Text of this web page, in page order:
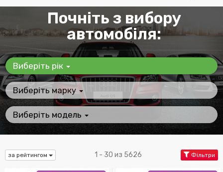
Почніть з вибору
автомобіля:
Виберіть рік
Виберіть марку
Виберіть модель
за рейтингом 1 - 30 из 5626 Фільтри